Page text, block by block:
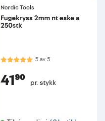
Nordic Tools
Fugekryss 2mm nt eske a
250stk
Karakter:5.0 av 5 mulige
5av5
41⁹⁰ pr. stykk